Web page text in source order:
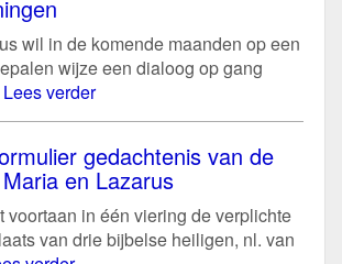
wil in de komende maanden op een
wijze een dialoog op gang
Lees verder
gedachtenis van de
en Lazarus
voortaan in één viering de verplichte
van drie bijbelse heiligen, nl. van